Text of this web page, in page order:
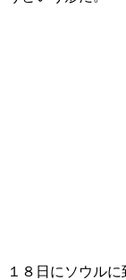
１８日にソウル